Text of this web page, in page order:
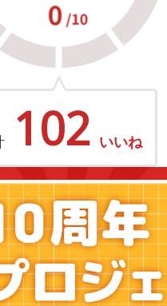
102 いいね